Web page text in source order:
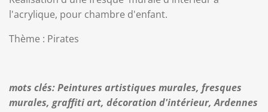
l'acrylique, pour chambre d'enfant.
Thème : Pirates
mots clés: Peintures artistiques murales, fresques
murales, graffiti art, décoration d'intérieur, Ardennes